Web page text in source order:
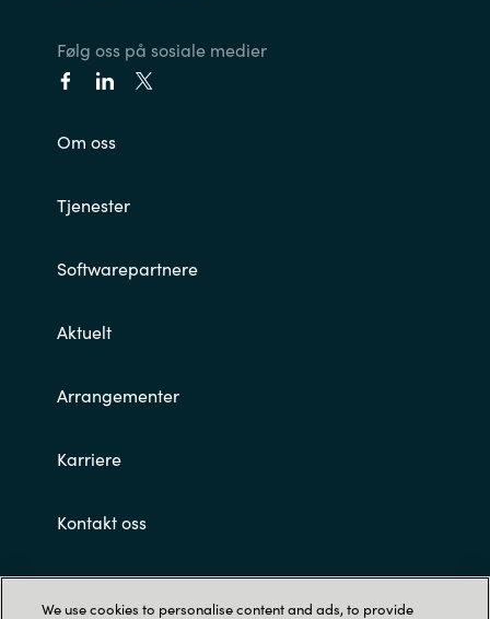
Følg oss på sosiale medier
Om oss
Tjenester
Softwarepartnere
Aktuelt
Arrangementer
Karriere
Kontakt oss
Customer terms and conditions
We use cookies to personalise content and ads, to provide